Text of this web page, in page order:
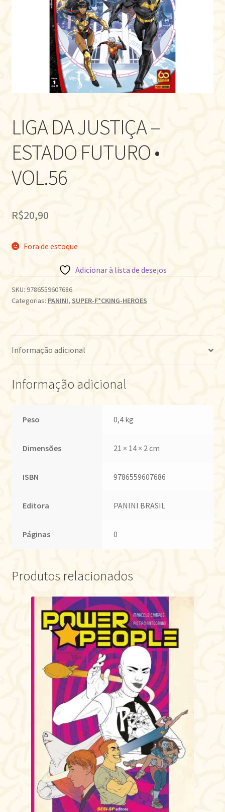
LIGA DA JUSTIÇA –
ESTADO FUTURO •
VOL.56
R$20,90
Fora de estoque
Adicionar à lista de desejos
SKU: 9786559607686
Categorias: PANINI, SUPER-F*CKING-HEROES
Informação adicional
Informação adicional
Peso 0,4 kg
Dimensões 21 × 14 × 2 cm
ISBN 9786559607686
Editora PANINI BRASIL
Páginas 0
Produtos relacionados